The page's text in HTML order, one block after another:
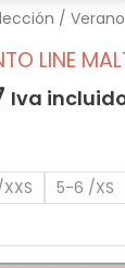
/
LINE
Iva
5-6 /XS